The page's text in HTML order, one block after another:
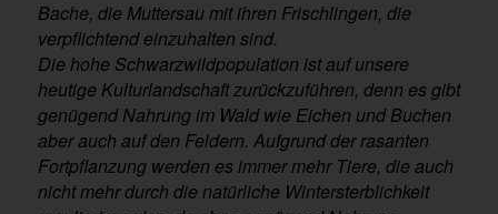
Bache, die Muttersau mit ihren Frischlingen, die
verpflichtend einzuhalten sind.
Die hohe Schwarzwildpopulation ist auf unsere
heutige Kulturlandschaft zurückzuführen, denn es gibt
genügend Nahrung im Wald wie Eichen und Buchen
aber auch auf den Feldern. Aufgrund der rasanten
Fortpflanzung werden es immer mehr Tiere, die auch
nicht mehr durch die natürliche Wintersterblichkeit